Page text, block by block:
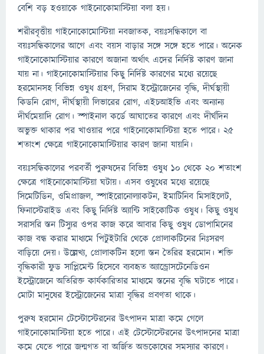
বেশি বড় হওয়াকে গাইনোকোমাস্টিয়া বলা হয়।
শরীরবৃত্তীয় গাইনোকোমোস্টিয়া নবজাতক, বয়ঃসন্ধিকালে বা
বয়ঃসন্ধিকালের আগে এবং বয়স বাড়ার সঙ্গে সঙ্গে হতে পারে। অনেক
গাইনোকোমাস্টিয়ার কারণে অজানা অর্থাৎ এদের নির্দিষ্ট কারণ জানা
যায় না। গাইনোকোমাস্টিয়ার কিছু নির্দিষ্ট কারণের মধ্যে রয়েছে
হরমোনসহ বিভিন্ন ওষুধ গ্রহণ, সিরাম ইস্ট্রোজেনের বৃদ্ধি, দীর্ঘস্থায়ী
কিডনি রোগ, দীর্ঘস্থায়ী লিভারের রোগ, এইচআইভি এবং অন্যান্য
দীর্ঘমেয়াদি রোগ। স্পাইনাল কর্ডে আঘাতের কারণে এবং দীর্ঘদিন
অভুক্ত থাকার পর খাওয়ার পরে গাইনোকোমাস্টিয়া হতে পারে। ২৫
শতাংশ ক্ষেত্রে গাইনোকোমাস্টিয়ার কারণ জানা যায়নি।
বয়ঃসন্ধিকালের পরবর্তী পুরুষদের বিভিন্ন ওষুধ ১০ থেকে ২০ শতাংশ
ক্ষেত্রে গাইনোকোমাস্টিয়া ঘটায়। এসব ওষুধের মধ্যে রয়েছে
সিমেটিডিন, ওমিপ্রাজল, স্পাইরোনোল্যাকটন, ইমাটিনিব মিসাইলেট,
ফিনাস্টেরাইড এবং কিছু নির্দিষ্ট অ্যান্টি সাইকোটিক ওষুধ। কিছু ওষুধ
সরাসরি স্তন টিস্যুর ওপর কাজ করে আবার কিছু ওষুধ ডোপামিনের
কাজ বন্ধ করার মাধ্যমে পিটুইটারি থেকে প্রোলাকটিনের নিঃসরণ
বাড়িয়ে দেয়। উল্লেখ্য, প্রোলাকটিন হলো স্তন তৈরির হরমোন। শক্তি
বৃদ্ধিকারী ফুড সাপ্লিমেন্ট হিসেবে ব্যবহৃত অ্যান্ড্রোসটেনেডিওন
ইস্ট্রোজেনে অতিরিক্ত কার্যকারিতার মাধ্যমে স্তনের বৃদ্ধি ঘটাতে পারে।
মোটা মানুষের ইস্ট্রোজেনের মাত্রা বৃদ্ধির প্রবণতা থাকে।
পুরুষ হরমোন টেস্টোস্টেরনের উৎপাদন মাত্রা কমে গেলে
গাইনোকোমাস্টিয়া হতে পারে। এই টেস্টোস্টেরনের উৎপাদনের মাত্রা
কমে যেতে পারে জন্মগত বা অর্জিত অন্ডকোষের সমস্যার কারণে।